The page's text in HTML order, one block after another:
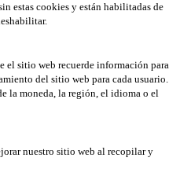
estas cookies y están habilitadas de
el sitio web recuerde información para
del sitio web para cada usuario.
la moneda, la región, el idioma o el
nuestro sitio web al recopilar y